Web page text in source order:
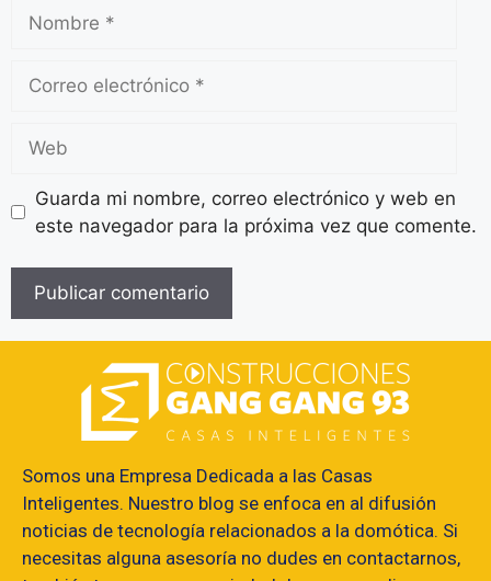
Guarda mi nombre, correo electrónico y web en
este navegador para la próxima vez que comente.
Somos una Empresa Dedicada a las Casas
Inteligentes. Nuestro blog se enfoca en al difusión
noticias de tecnología relacionados a la domótica. Si
necesitas alguna asesoría no dudes en contactarnos,